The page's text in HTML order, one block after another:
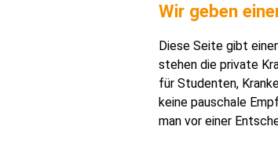
Wir geben
Diese Seite gibt
stehen die private
für Studenten,
keine pauschale
man vor einer